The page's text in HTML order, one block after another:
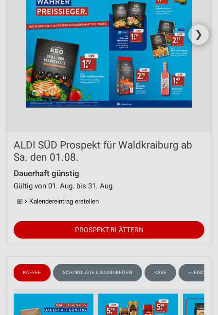
❯
ALDI SÜD Prospekt für Waldkraiburg ab
Sa. den 01.08.
Dauerhaft günstig
Gültig von 01. Aug. bis 31. Aug.
📅 Kalendereintrag erstellen
PROSPEKT BLÄTTERN
KAFFEE SCHOKOLADE & SÜSSIGKEITEN KÄSE FLEISCH &